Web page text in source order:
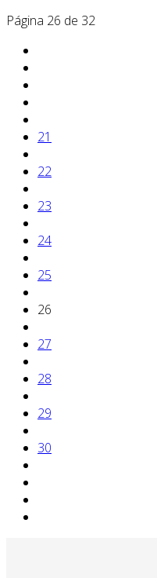
Página 26 de 32
21
22
23
24
25
26
27
28
29
30